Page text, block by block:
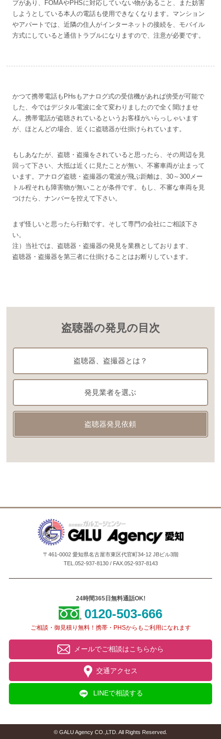
プがあり、FOMAやPHSに対応していない物があること、また妨害
しようとしている本人の電話も使用できなくなります。マンション
やアパートでは、近隣の住人がインターネットの接続を、モバイル
方式にしていると通信トラブルになりますので、注意が必要です。
かつて携帯電話もPHsもアナログ式の受信機があれば傍受が可能で
した、今ではデジタル電波に全て変わりましたので全く聞けませ
ん。携帯電話が盗聴されているというお客様がいらっしゃいます
が、ほとんどの場合、近くに盗聴器が仕掛けられています。
もしあなたが、盗聴・盗撮をされていると思ったら、その周辺を見
回って下さい、大抵は近くに見たことが無い、不審車両が止まって
います。アナログ盗聴・盗撮器の電波が飛ぶ距離は、30～300メー
トル程それも障害物が無いことが条件です。もし、不審な車両を見
つけたら、ナンバーを控えて下さい。
まず怪しいと思ったら行動です。そして専門の会社にご相談下さ
い。
注）当社では、盗聴器・盗撮器の発見を業務としております、
盗聴器・盗撮器を第三者に仕掛けることはお断りしています。
盗聴器の発見の目次
盗聴器、盗撮器とは？
発見業者を選ぶ
盗聴器発見依頼
〒461-0002 愛知県名古屋市東区代官町34-12 JBビル3階
TEL.052-937-8130 / FAX.052-937-8143
24時間365日無料通話OK!
0120-503-666
ご相談・御見積り無料！携帯・PHSからもご利用になれます
メールでご相談はこちらから
交通アクセス
LINEで相談する
© GALU Agency CO.,LTD. All Rights Reserved.